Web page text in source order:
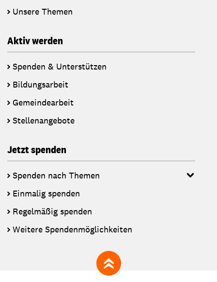
Unsere Themen
Aktiv werden
Spenden & Unterstützen
Bildungsarbeit
Gemeindearbeit
Stellenangebote
Jetzt spenden
Spenden nach Themen
Einmalig spenden
Regelmäßig spenden
Weitere Spendenmöglichkeiten
zum Seitenanfang